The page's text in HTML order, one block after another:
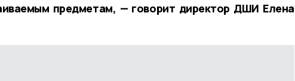
предметам, — говорит директор ДШИ Елена